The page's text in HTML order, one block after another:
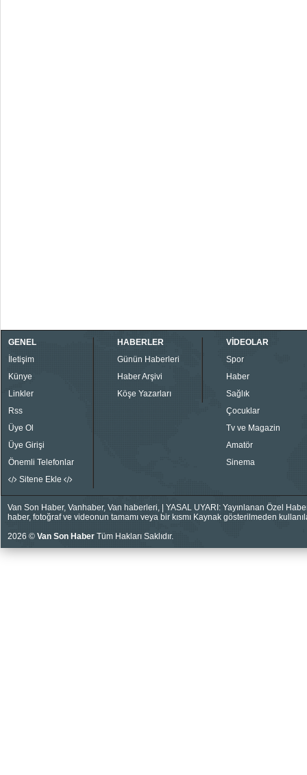
GENEL
İletişim
Künye
Linkler
Rss
Üye Ol
Üye Girişi
Önemli Telefonlar
Sitene Ekle
HABERLER
Günün Haberleri
Haber Arşivi
Köşe Yazarları
VİDEOLAR
Spor
Haber
Sağlık
Çocuklar
Tv ve Magazin
Amatör
Sinema
Van Son Haber, Vanhaber, Van haberleri, | YASAL UYARI: Yayınlanan Özel
haber, fotoğraf ve videonun tamamı veya bir kısmı Kaynak gösterilmeden
2026 © Van Son Haber Tüm Hakları Saklıdır.